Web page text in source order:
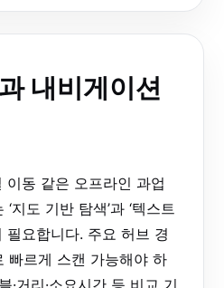
내비게이션
이동 같은 오프라인 과업
지도 기반 탐색’과 ‘텍스트
필요합니다. 주요 허브 경
빠르게 스캔 가능해야 하